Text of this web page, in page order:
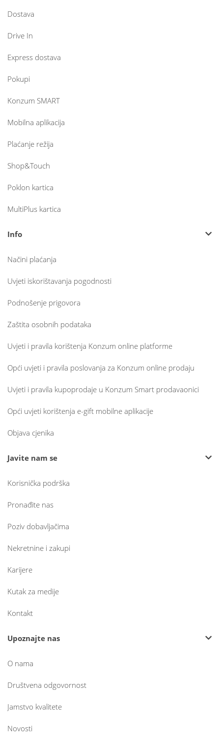
Dostava
Drive In
Express dostava
Pokupi
Konzum SMART
Mobilna aplikacija
Plaćanje režija
Shop&Touch
Poklon kartica
MultiPlus kartica
Info
Načini plaćanja
Uvjeti iskorištavanja pogodnosti
Podnošenje prigovora
Zaštita osobnih podataka
Uvjeti i pravila korištenja Konzum online platforme
Opći uvjeti i pravila poslovanja za Konzum online prodaju
Uvjeti i pravila kupoprodaje u Konzum Smart prodavaonici
Opći uvjeti korištenja e-gift mobilne aplikacije
Objava cjenika
Javite nam se
Korisnička podrška
Pronađite nas
Poziv dobavljačima
Nekretnine i zakupi
Karijere
Kutak za medije
Kontakt
Upoznajte nas
O nama
Društvena odgovornost
Jamstvo kvalitete
Novosti